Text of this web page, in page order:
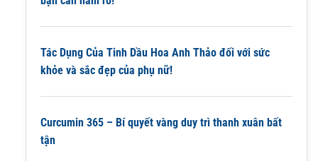
Tác Dụng Của Tinh Dầu Hoa Anh Thảo đối với sức
khỏe và sắc đẹp của phụ nữ!
Curcumin 365 – Bí quyết vàng duy trì thanh xuân bất
tận